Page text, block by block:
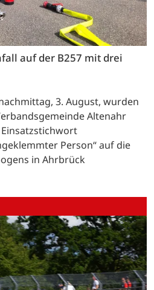
auf der B257 mit drei
3. August, wurden
Altenahr
Person“ auf die
in Ahrbrück